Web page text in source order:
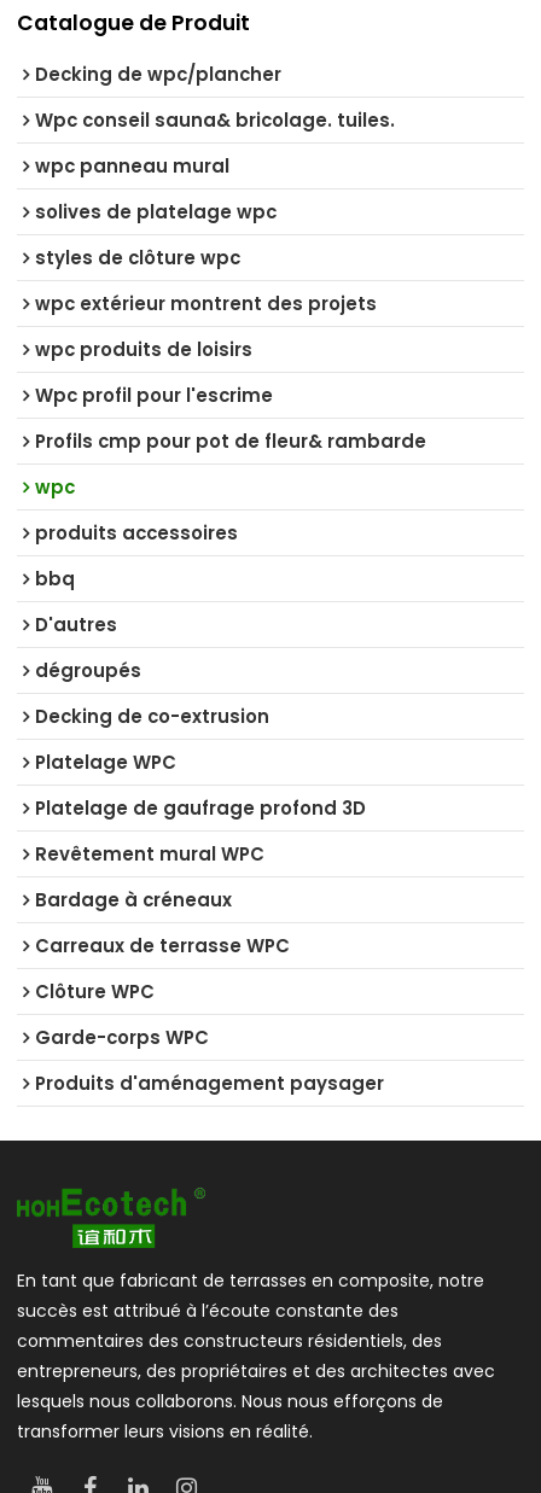
Catalogue de Produit
Decking de wpc/plancher
Wpc conseil sauna& bricolage. tuiles.
wpc panneau mural
solives de platelage wpc
styles de clôture wpc
wpc extérieur montrent des projets
wpc produits de loisirs
Wpc profil pour l'escrime
Profils cmp pour pot de fleur& rambarde
wpc
produits accessoires
bbq
D'autres
dégroupés
Decking de co-extrusion
Platelage WPC
Platelage de gaufrage profond 3D
Revêtement mural WPC
Bardage à créneaux
Carreaux de terrasse WPC
Clôture WPC
Garde-corps WPC
Produits d'aménagement paysager
En tant que fabricant de terrasses en composite, notre
succès est attribué à l’écoute constante des
commentaires des constructeurs résidentiels, des
entrepreneurs, des propriétaires et des architectes avec
lesquels nous collaborons. Nous nous efforçons de
transformer leurs visions en réalité.